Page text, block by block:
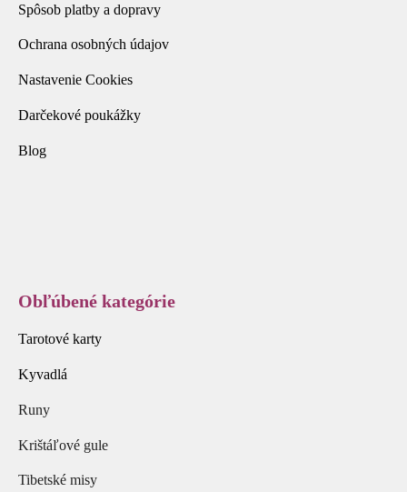
Spôsob platby a dopravy
Ochrana osobných údajov
Nastavenie Cookies
Darčekové poukážky
Blog
Obľúbené kategórie
Tarotové karty
Kyvadlá
Runy
Krištáľové gule
Tibetské misy